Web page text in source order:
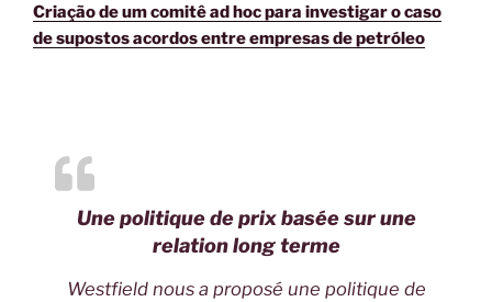
Criação de um comitê ad hoc para investigar o caso
de supostos acordos entre empresas de petróleo
Une politique de prix basée sur une
relation long terme
Westfield nous a proposé une politique de